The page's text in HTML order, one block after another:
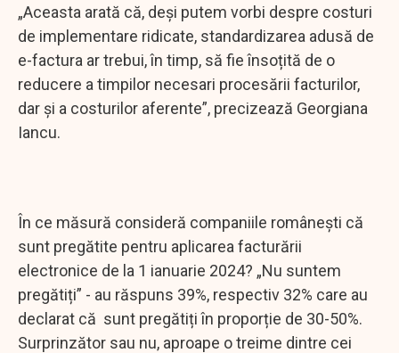
„Aceasta arată că, deși putem vorbi despre costuri
de implementare ridicate, standardizarea adusă de
e-factura ar trebui, în timp, să fie însoțită de o
reducere a timpilor necesari procesării facturilor,
dar şi a costurilor aferente”, precizează Georgiana
Iancu.
În ce măsură consideră companiile românești că
sunt pregătite pentru aplicarea facturării
electronice de la 1 ianuarie 2024? „Nu suntem
pregătiți” - au răspuns 39%, respectiv 32% care au
declarat că sunt pregătiți în proporție de 30-50%.
Surprinzător sau nu, aproape o treime dintre cei